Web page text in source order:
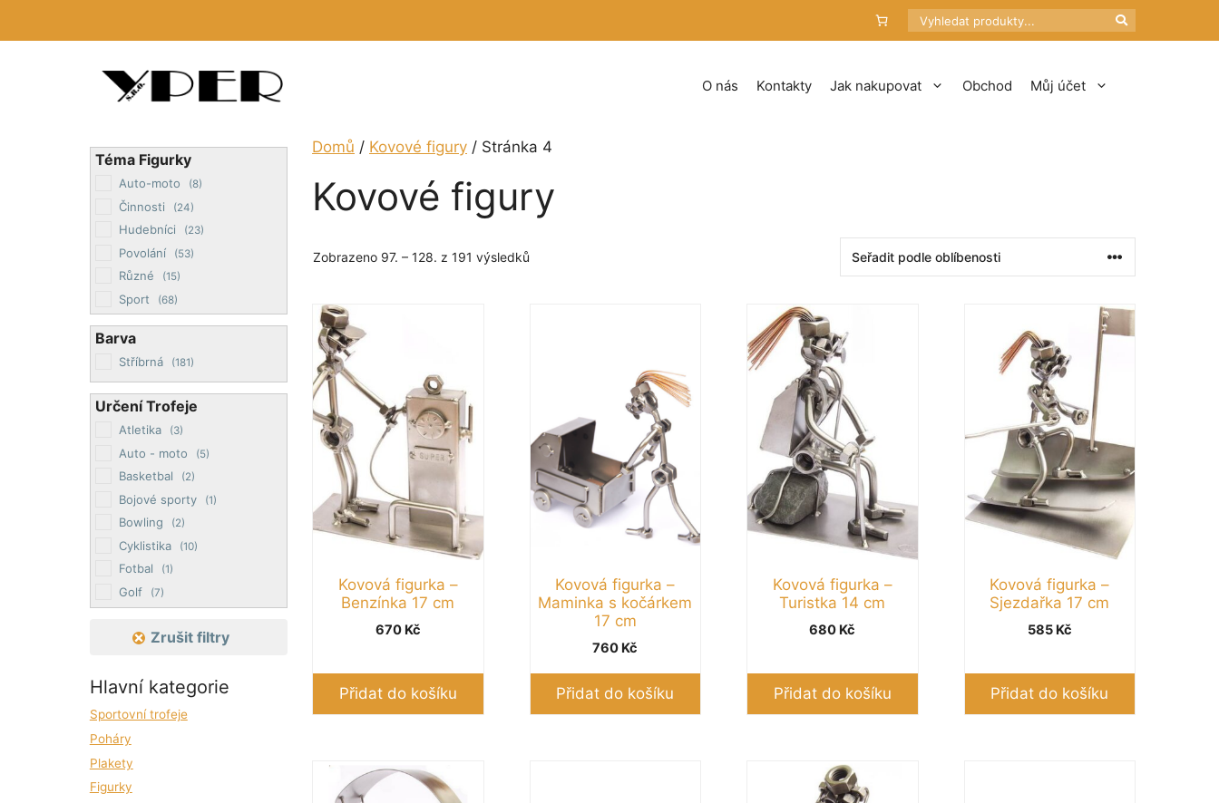
Hledat
O nás Kontakty Jak nakupovat Obchod Můj účet
Domů / Kovové figury / Stránka 4
Kovové figury
Zobrazeno 97. – 128. z 191 výsledků
Kovová figurka –
Benzínka 17 cm
670 Kč
Přidat do košíku
Kovová figurka –
Maminka s kočárkem
17 cm
760 Kč
Přidat do košíku
Kovová figurka –
Turistka 14 cm
680 Kč
Přidat do košíku
Kovová figurka –
Sjezdařka 17 cm
585 Kč
Přidat do košíku
Téma Figurky
Auto-moto (8)
Činnosti (24)
Hudebníci (23)
Povolání (53)
Různé (15)
Sport (68)
Barva
Stříbrná (181)
Určení Trofeje
Atletika (3)
Auto - moto (5)
Basketbal (2)
Bojové sporty (1)
Bowling (2)
Cyklistika (10)
Fotbal (1)
Golf (7)
Hasiči (1)
Jezdectví (2)
Kulečník (1)
Zrušit filtry
Hlavní kategorie
Sportovní trofeje
Poháry
Plakety
Figurky